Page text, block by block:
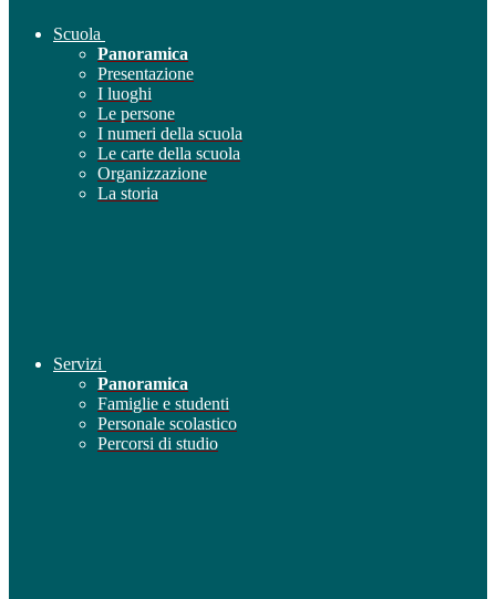
Scuola
Panoramica
Presentazione
I luoghi
Le persone
I numeri della scuola
Le carte della scuola
Organizzazione
La storia
Servizi
Panoramica
Famiglie e studenti
Personale scolastico
Percorsi di studio